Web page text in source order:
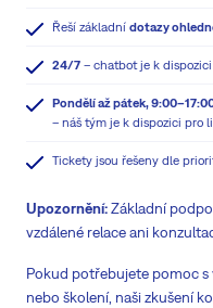
Řeší základní dotazy
24/7 – chatbot je k
Pondělí až pátek,
– náš tým je k dispozici pro
Tickety jsou řešeny dle
Upozornění:Základní
vzdálené relace ani
Pokud potřebujete pomoc
nebo školení, naši zkušení